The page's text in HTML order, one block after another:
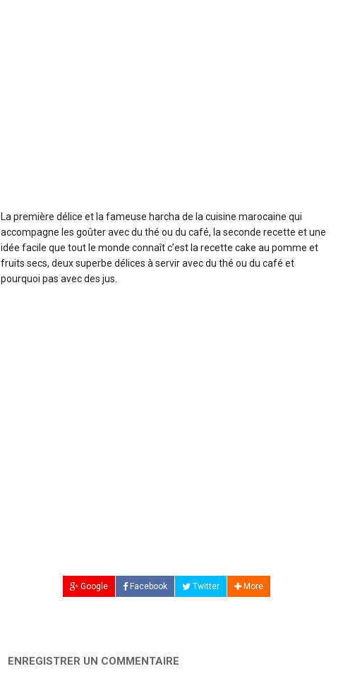
La première délice et la fameuse harcha de la cuisine marocaine qui
accompagne les goûter avec du thé ou du café, la seconde recette et une
idée facile que tout le monde connaît c’est la recette cake au pomme et
fruits secs, deux superbe délices à servir avec du thé ou du café et
pourquoi pas avec des jus.
Google Facebook Twitter More
ENREGISTRER UN COMMENTAIRE